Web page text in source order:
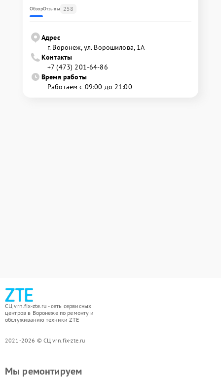
ОбзорОтзывы 258
Адрес
г. Воронеж, ул. Ворошилова, 1А
Контакты
+7 (473) 201-64-86
Время работы
Работаем с 09:00 до 21:00
СЦ vrn.fix-zte.ru - сеть сервисных
центров в Воронеже по ремонту и
обслуживанию техники ZTE
2021-2026 © СЦ vrn.fix-zte.ru
Мы ремонтируем